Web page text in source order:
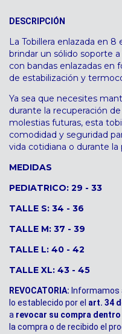
DESCRIPCIÓN
La Tobillera enlazada en 8
brindar un sólido soporte
con bandas enlazadas en
de estabilización y
Ya sea que necesites
durante la recuperación
molestias futuras, esta
comodidad y seguridad
vida cotidiana o durante la
MEDIDAS
PEDIATRICO: 29 - 33
TALLE S: 34 - 36
TALLE M: 37 - 39
TALLE L: 40 - 42
TALLE XL: 43 - 45
REVOCATORIA: Informamos
lo establecido por el art. 34
a revocar su compra
la compra o de recibido el